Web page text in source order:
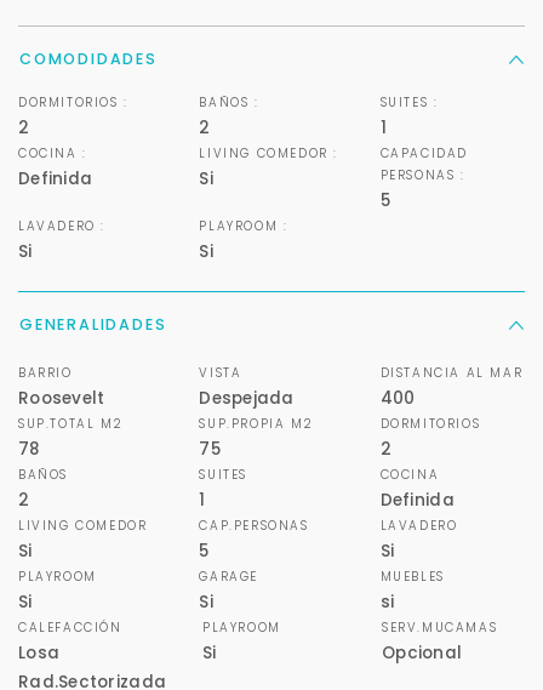
COMODIDADES
DORMITORIOS :
2
BAÑOS :
2
SUITES :
1
COCINA :
Definida
LIVING COMEDOR :
Si
CAPACIDAD
PERSONAS :
5
LAVADERO :
Si
PLAYROOM :
Si
GENERALIDADES
BARRIO
Roosevelt
VISTA
Despejada
DISTANCIA AL MAR
400
SUP.TOTAL M2
78
SUP.PROPIA M2
75
DORMITORIOS
2
BAÑOS
2
SUITES
1
COCINA
Definida
LIVING COMEDOR
Si
CAP.PERSONAS
5
LAVADERO
Si
PLAYROOM
Si
GARAGE
Si
MUEBLES
si
CALEFACCIÓN
Losa
Rad.Sectorizada
PLAYROOM
Si
SERV.MUCAMAS
Opcional
Para responderte
mejor y más rápido
Déjanos tus datos para identificar tu consulta en el
sistema de gestión de clientes.